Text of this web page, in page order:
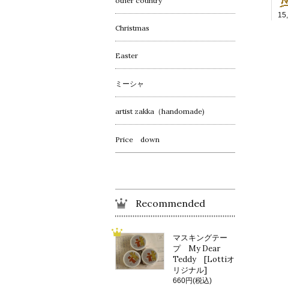
Christmas
Easter
ミーシャ
artist zakka（handomade)
Price down
Recommended
マスキングテー
プ My Dear
Teddy [Lottiオ
リジナル]
660円(税込)